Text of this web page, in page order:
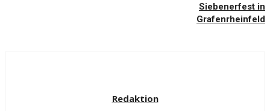
Siebenerfest in
Grafenrheinfeld
Redaktion